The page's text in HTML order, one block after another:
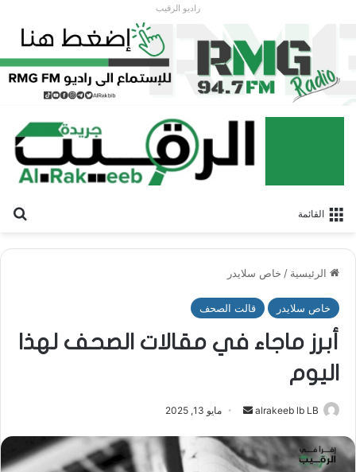
راديو الرقيب
القائمة
الرئيسية / خاص سلايدر
خاص سلايدر قالت الصحف
أبرز ماجاء في مقالات الصحف لهذا
اليوم
alrakeeb lb LB
أرسل
إلكترونيا
مايو 13, 2025